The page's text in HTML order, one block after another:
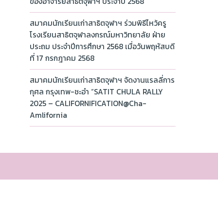
สมาคมนักเรียนเก่าสาธิตจุฬาฯ ร่วมพิธีไหว้ครู
โรงเรียนสาธิตจุฬาลงกรณ์มหาวิทยาลัย ฝ่าย
ประถม ประจำปีการศึกษา 2568 เมื่อวันพฤหัสบดี
ที่ 17 กรกฎาคม 2568
สมาคมนักเรียนเก่าสาธิตจุฬาฯ จัดงานแรลลี่การ
กุศล กรุงเทพ-ชะอำ “SATIT CHULA RALLY
2025 – CALIFORNIFICATION@Cha-
Amlifornia